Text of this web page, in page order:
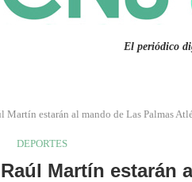
El periódico
estarán al mando de Las Palmas
DEPORTES
Martín estarán